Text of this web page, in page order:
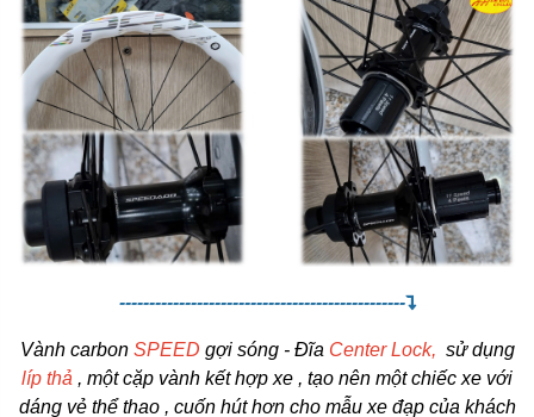
------------------------------------------------
Vành carbon SPEED gợi sóng - Đĩa Center Lock, sử dụng
líp thả , một cặp vành kết hợp xe , tạo nên một chiếc xe với
dáng vẻ thể thao , cuốn hút hơn cho mẫu xe đạp của khách